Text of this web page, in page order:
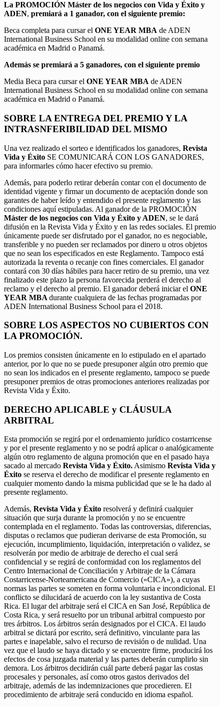
La PROMOCIÓN Máster de los negocios con Vida y Éxito y
ADEN, premiará a 1 ganador, con el siguiente premio:
Beca completa para cursar el ONE YEAR MBA de ADEN
International Business School en su modalidad online con semana
académica en Madrid o Panamá.
Además se premiará a 5 ganadores, con el siguiente premio
Media Beca para cursar el ONE YEAR MBA de ADEN
International Business School en su modalidad online con semana
académica en Madrid o Panamá.
SOBRE LA ENTREGA DEL PREMIO Y LA
INTRASNFERIBILIDAD DEL MISMO
Una vez realizado el sorteo e identificados los ganadores, Revista
Vida y Éxito SE COMUNICARÁ CON LOS GANADORES,
para informarles cómo hacer efectivo su premio.
Además, para poderlo retirar deberán contar con el documento de
identidad vigente y firmar un documento de aceptación donde son
garantes de haber leído y entendido el presente reglamento y las
condiciones aquí estipuladas. Al ganador de la PROMOCIÓN
Máster de los negocios con Vida y Éxito y ADEN, se le dará
difusión en la Revista Vida y Éxito y en las redes sociales. El premio
únicamente puede ser disfrutado por el ganador, no es negociable,
transferible y no pueden ser reclamados por dinero u otros objetos
que no sean los especificados en este Reglamento. Tampoco está
autorizada la reventa o recanje con fines comerciales. El ganador
contará con 30 días hábiles para hacer retiro de su premio, una vez
finalizado este plazo la persona favorecida perderá el derecho al
reclamo y el derecho al premio. El ganador deberá iniciar el ONE
YEAR MBA durante cualquiera de las fechas programadas por
ADEN International Business School para el 2018.
SOBRE LOS ASPECTOS NO CUBIERTOS CON
LA PROMOCIÓN.
Los premios consisten únicamente en lo estipulado en el apartado
anterior, por lo que no se puede presuponer algún otro premio que
no sean los indicados en el presente reglamento, tampoco se puede
presuponer premios de otras promociones anteriores realizadas por
Revista Vida y Éxito.
DERECHO APLICABLE y CLÁUSULA
ARBITRAL
Esta promoción se regirá por el ordenamiento jurídico costarricense
y por el presente reglamento y no se podrá aplicar o analógicamente
algún otro reglamento de alguna promoción que en el pasado haya
sacado al mercado Revista Vida y Éxito.Asimismo Revista Vida y
Éxito se reserva el derecho de modificar el presente reglamento en
cualquier momento dando la misma publicidad que se le ha dado al
presente reglamento.
Además, Revista Vida y Éxito resolverá y definirá cualquier
situación que surja durante la promoción y no se encuentre
contemplada en el reglamento. Todas las controversias, diferencias,
disputas o reclamos que pudieran derivarse de esta Promoción, su
ejecución, incumplimiento, liquidación, interpretación o validez, se
resolverán por medio de arbitraje de derecho el cual será
confidencial y se regirá de conformidad con los reglamentos del
Centro Internacional de Conciliación y Arbitraje de la Cámara
Costarricense-Norteamericana de Comercio («CICA»), a cuyas
normas las partes se someten en forma voluntaria e incondicional. El
conflicto se dilucidará de acuerdo con la ley sustantiva de Costa
Rica. El lugar del arbitraje será el CICA en San José, República de
Costa Rica, y será resuelto por un tribunal arbitral compuesto por
tres árbitros. Los árbitros serán designados por el CICA. El laudo
arbitral se dictará por escrito, será definitivo, vinculante para las
partes e inapelable, salvo el recurso de revisión o de nulidad. Una
vez que el laudo se haya dictado y se encuentre firme, producirá los
efectos de cosa juzgada material y las partes deberán cumplirlo sin
demora. Los árbitros decidirán cuál parte deberá pagar las costas
procesales y personales, así como otros gastos derivados del
arbitraje, además de las indemnizaciones que procedieren. El
procedimiento de arbitraje será conducido en idioma español.